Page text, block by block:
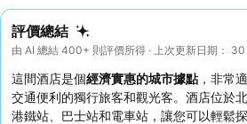
評價總結
由 AI 總結 400+ 則評價所得 · 上次更新日期：
這間酒店是個經濟實惠的城市據點 ，非常
交通便利的獨行旅客和觀光客。酒店位於北
港鐵站、巴士站和電車站，讓您可以輕鬆